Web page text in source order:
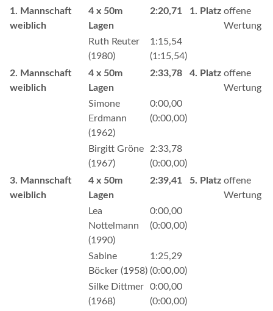
1. Mannschaft
weiblich
4 x 50m
Lagen
2:20,71 1. Platz offene
Wertung
Ruth Reuter
(1980)
1:15,54
(1:15,54)
2. Mannschaft
weiblich
4 x 50m
Lagen
2:33,78 4. Platz offene
Wertung
Simone
Erdmann
(1962)
0:00,00
(0:00,00)
Birgitt Gröne
(1967)
2:33,78
(0:00,00)
3. Mannschaft
weiblich
4 x 50m
Lagen
2:39,41 5. Platz offene
Wertung
Lea
Nottelmann
(1990)
0:00,00
(0:00,00)
Sabine
Böcker (1958)
1:25,29
(0:00,00)
Silke Dittmer
(1968)
0:00,00
(0:00,00)